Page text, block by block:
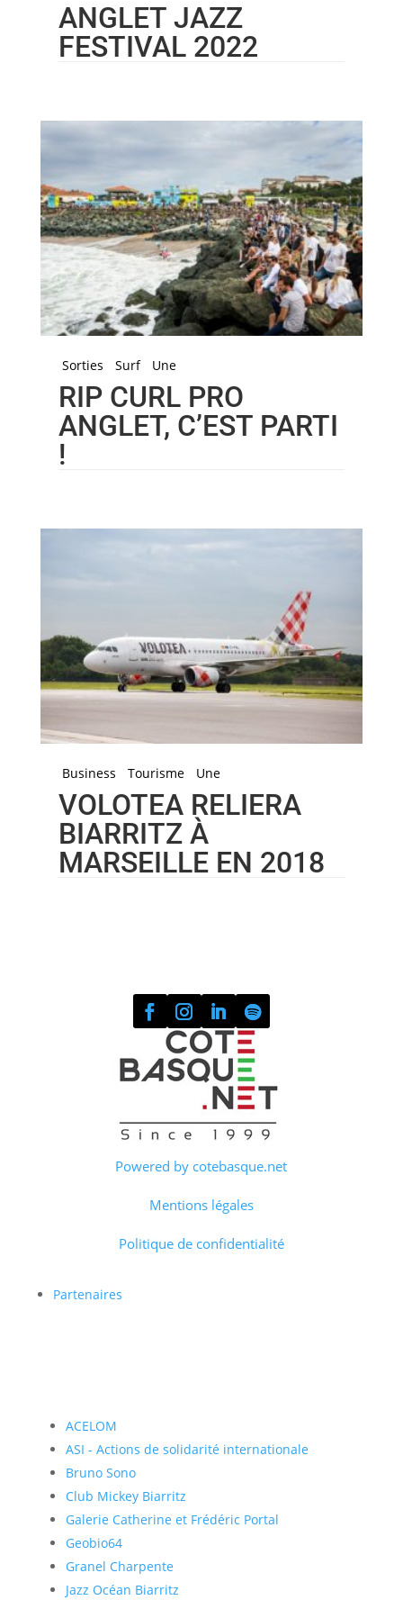
ANGLET JAZZ
FESTIVAL 2022
Sorties Surf Une
RIP CURL PRO
ANGLET, C’EST PARTI
!
Business Tourisme Une
VOLOTEA RELIERA
BIARRITZ À
MARSEILLE EN 2018
Powered by cotebasque.net
Mentions légales
Politique de confidentialité
Partenaires
ACELOM
ASI - Actions de solidarité internationale
Bruno Sono
Club Mickey Biarritz
Galerie Catherine et Frédéric Portal
Geobio64
Granel Charpente
Jazz Océan Biarritz